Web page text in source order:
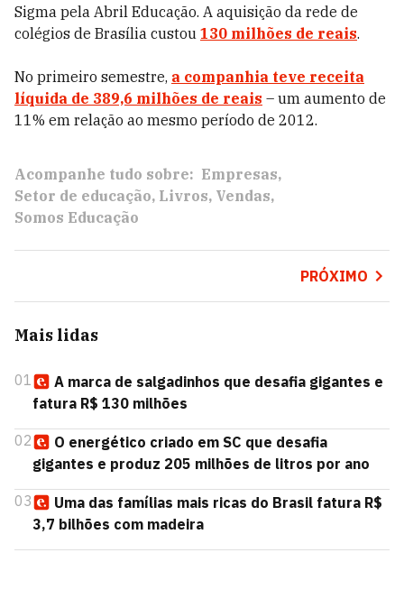
Sigma pela Abril Educação. A aquisição da rede de
colégios de Brasília custou 130 milhões de reais.
No primeiro semestre, a companhia teve receita
líquida de 389,6 milhões de reais – um aumento de
11% em relação ao mesmo período de 2012.
Acompanhe tudo sobre: Empresas
Setor de educação Livros Vendas
Somos Educação
PRÓXIMO
Mais lidas
01
A marca de salgadinhos que desafia gigantes e
fatura R$ 130 milhões
02
O energético criado em SC que desafia
gigantes e produz 205 milhões de litros por ano
03
Uma das famílias mais ricas do Brasil fatura R$
3,7 bilhões com madeira